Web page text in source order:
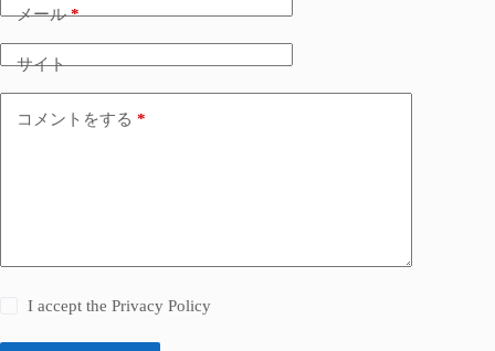
メール*
サイト
コメントをする *
I accept thePrivacy Policy